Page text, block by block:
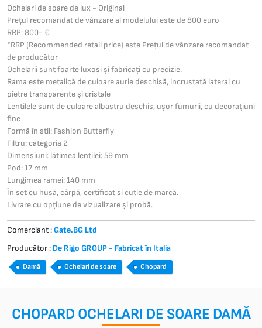
Ochelari de soare de lux - Original
Prețul recomandat de vânzare al modelului este de 800 euro
RRP: 800- €
*RRP (Recommended retail price) este Prețul de vânzare recomandat
de producător
Ochelarii sunt foarte luxoși și fabricați cu precizie.
Rama este metalică de culoare aurie deschisă, incrustată lateral cu
pietre transparente și cristale
Lentilele sunt de culoare albastru deschis, ușor fumurii, cu decorațiuni
fine
Formă în stil: Fashion Butterfly
Filtru: categoria 2
Dimensiuni: lățimea lentilei: 59 mm
Pod: 17 mm
Lungimea ramei: 140 mm
În set cu husă, cârpă, certificat și cutie de marcă.
Livrare cu opțiune de vizualizare și probă.
Comerciant :Gate.BG Ltd
Producător : De Rigo GROUP - Fabricat în Italia
Damă Ochelari de soare Chopard
CHOPARD OCHELARI DE SOARE DAMĂ